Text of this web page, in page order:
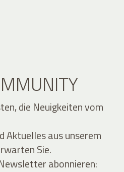
die Neuigkeiten vom
Aktuelles aus unserem
Sie.
abonnieren: